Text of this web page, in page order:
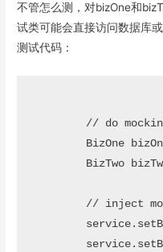
不管怎么测，对bizOne和
试类可能会直接访问数据库
测试代码：
// do
BizOne
BizTwo
// inject